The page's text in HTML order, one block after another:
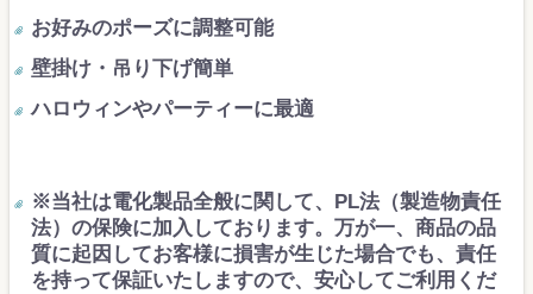
お好みのポーズに調整可能
壁掛け・吊り下げ簡単
ハロウィンやパーティーに最適
※当社は電化製品全般に関して、PL法（製造物責任
法）の保険に加入しております。万が一、商品の品
質に起因してお客様に損害が生じた場合でも、責任
を持って保証いたしますので、安心してご利用くだ